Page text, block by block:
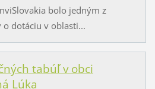
bolo jedným z
o dotáciu v oblasti...
tabúľ v obci
Lúka